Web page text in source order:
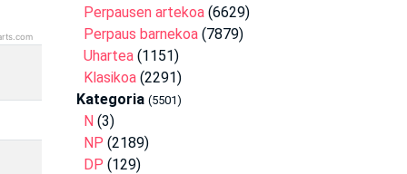
Perpausen artekoa (6629)
Perpaus barnekoa (7879)
Uhartea (1151)
Klasikoa (2291)
Kategoria (5501)
N (3)
NP (2189)
DP (129)